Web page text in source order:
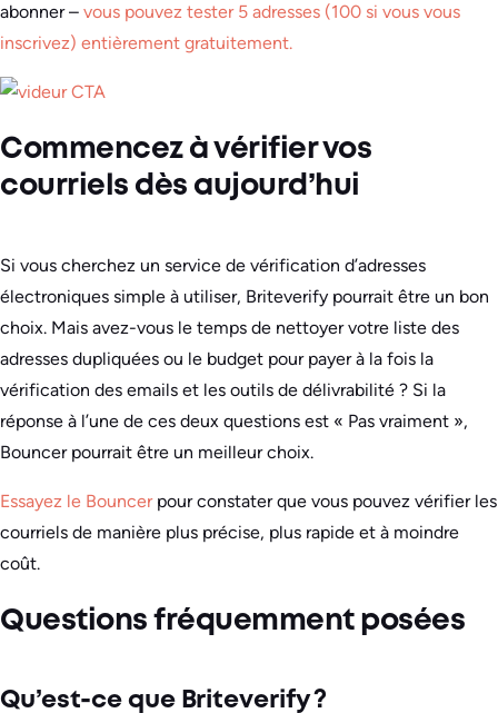
abonner – vous pouvez tester 5 adresses (100 si vous vous
inscrivez) entièrement gratuitement.
Commencez à vérifier vos
courriels dès aujourd’hui
Si vous cherchez un service de vérification d’adresses
électroniques simple à utiliser, Briteverify pourrait être un bon
choix. Mais avez-vous le temps de nettoyer votre liste des
adresses dupliquées ou le budget pour payer à la fois la
vérification des emails et les outils de délivrabilité ? Si la
réponse à l’une de ces deux questions est « Pas vraiment »,
Bouncer pourrait être un meilleur choix.
Essayez le Bouncer pour constater que vous pouvez vérifier les
courriels de manière plus précise, plus rapide et à moindre
coût.
Questions fréquemment posées
Qu’est-ce que Briteverify ?